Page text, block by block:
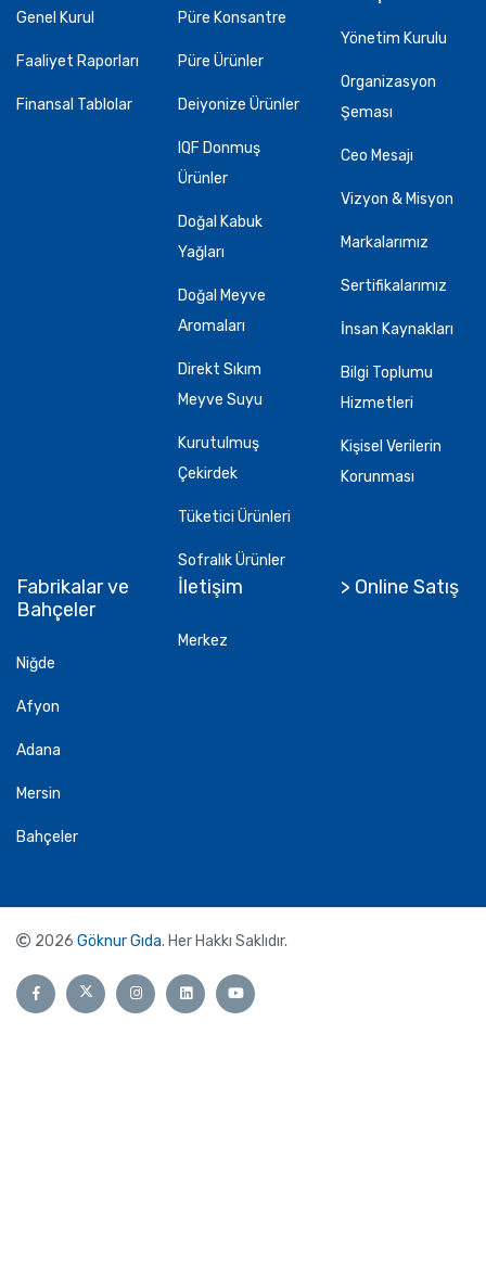
Genel Kurul
Faaliyet Raporları
Finansal Tablolar
Püre Konsantre
Püre Ürünler
Deiyonize Ürünler
IQF Donmuş
Ürünler
Doğal Kabuk
Yağları
Doğal Meyve
Aromaları
Direkt Sıkım
Meyve Suyu
Kurutulmuş
Çekirdek
Tüketici Ürünleri
Sofralık Ürünler
Yönetim Kurulu
Organizasyon
Şeması
Ceo Mesajı
Vizyon & Misyon
Markalarımız
Sertifikalarımız
İnsan Kaynakları
Bilgi Toplumu
Hizmetleri
Kişisel Verilerin
Korunması
Fabrikalar ve
Bahçeler
Niğde
Afyon
Adana
Mersin
Bahçeler
İletişim
Merkez
> Online Satış
2026 Göknur Gıda. Her Hakkı Saklıdır.